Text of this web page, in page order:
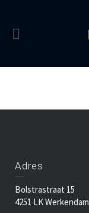
Adres
Bolstrastraat 15
4251 LK Werkendam